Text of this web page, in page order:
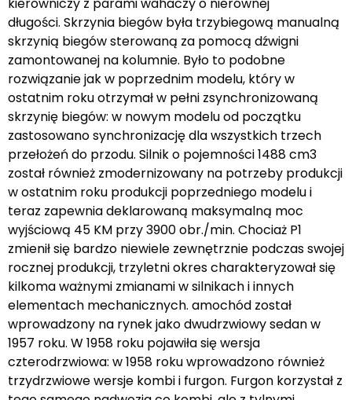
długości. Skrzynia biegów była trzybiegową manualną
skrzynią biegów sterowaną za pomocą dźwigni
zamontowanej na kolumnie. Było to podobne
rozwiązanie jak w poprzednim modelu, który w
ostatnim roku otrzymał w pełni zsynchronizowaną
skrzynię biegów: w nowym modelu od początku
zastosowano synchronizację dla wszystkich trzech
przełożeń do przodu. Silnik o pojemności 1488 cm3
został również zmodernizowany na potrzeby produkcji
w ostatnim roku produkcji poprzedniego modelu i
teraz zapewnia deklarowaną maksymalną moc
wyjściową 45 KM przy 3900 obr./min. Chociaż P1
zmienił się bardzo niewiele zewnętrznie podczas swojej
rocznej produkcji, trzyletni okres charakteryzował się
kilkoma ważnymi zmianami w silnikach i innych
elementach mechanicznych. amochód został
wprowadzony na rynek jako dwudrzwiowy sedan w
1957 roku. W 1958 roku pojawiła się wersja
czterodrzwiowa: w 1958 roku wprowadzono również
trzydrzwiowe wersje kombi i furgon. Furgon korzystał z